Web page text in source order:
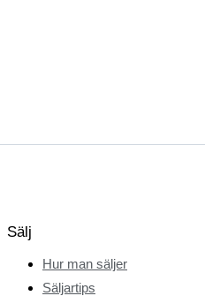
Sälj
Hur man säljer
Säljartips